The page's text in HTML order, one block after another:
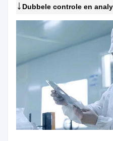
↓ Dubbele controle en